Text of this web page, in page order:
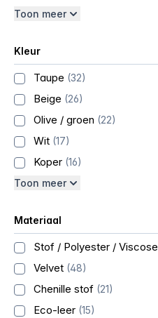
Toon meer
Kleur
Taupe (32)
Beige (26)
Olive / groen (22)
Wit (17)
Koper (16)
Toon meer
Materiaal
Stof / Polyester / Viscose
Velvet (48)
Chenille stof (21)
Eco-leer (15)